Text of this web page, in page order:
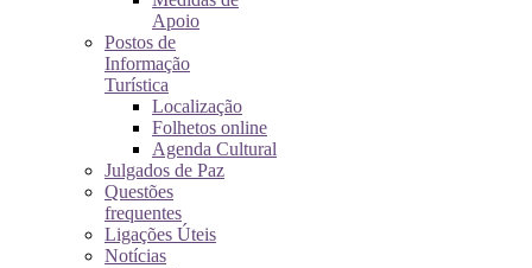
Apoio
Postos de
Informação
Turística
Localização
Folhetos online
Agenda Cultural
Julgados de Paz
Questões
frequentes
Ligações Úteis
Notícias